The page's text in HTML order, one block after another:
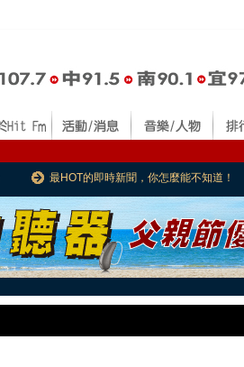
最HOT的即時新聞，你怎麼能不知道！